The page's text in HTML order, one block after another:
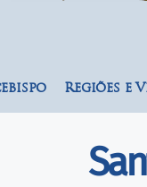
Regiões e